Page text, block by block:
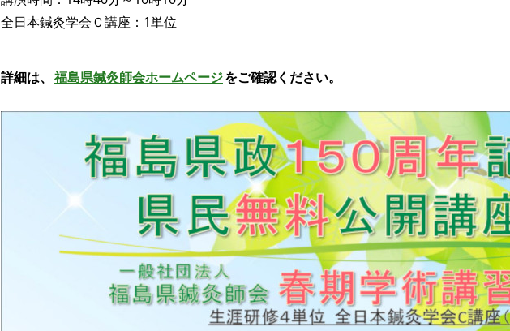
全日本鍼灸学会Ｃ講座：1単位
詳細は、 福島県鍼灸師会ホームページをご確認ください。